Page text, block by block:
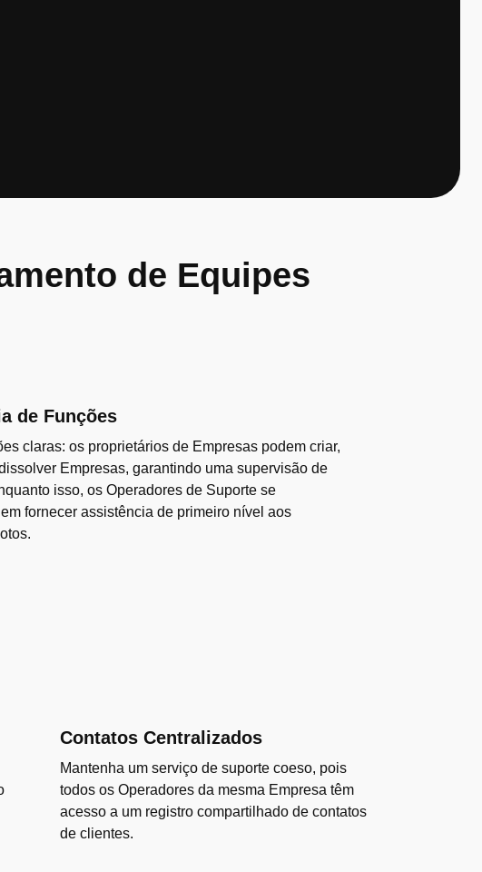
de Equipes
de Funções
claras: os proprietários de Empresas podem criar,
Empresas, garantindo uma supervisão de
isso, os Operadores de Suporte se
fornecer assistência de primeiro nível aos
Contatos Centralizados
Mantenha um serviço de suporte coeso, pois
todos os Operadores da mesma Empresa têm
acesso a um registro compartilhado de contatos
de clientes.